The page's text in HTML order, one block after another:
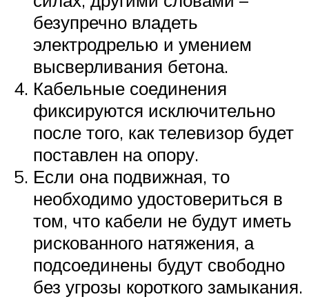
безупречно владеть
электродрелью и умением
высверливания бетона.
Кабельные соединения
фиксируются исключительно
после того, как телевизор будет
поставлен на опору.
Если она подвижная, то
необходимо удостовериться в
том, что кабели не будут иметь
рискованного натяжения, а
подсоединены будут свободно
без угрозы короткого замыкания.